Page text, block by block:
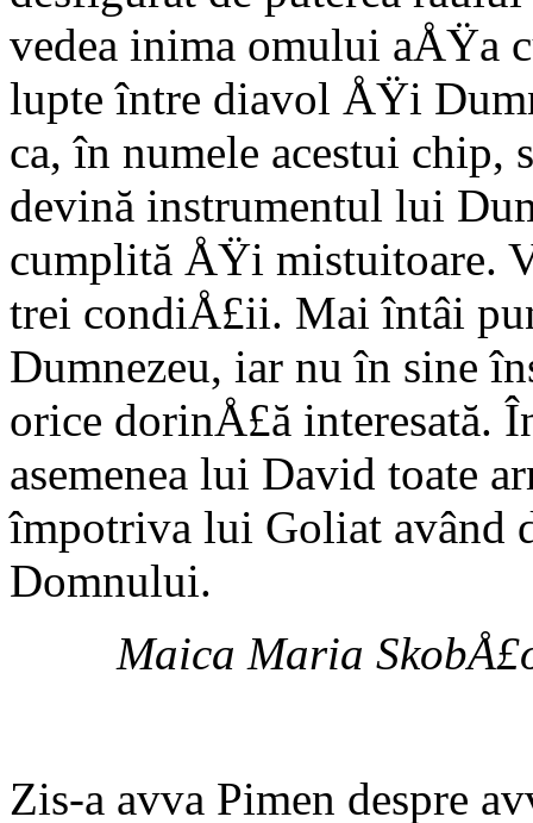
vedea inima omului aÅŸa
lupte între diavol ÅŸi
ca, în numele acestui chip,
devină instrumentul lui
cumplită ÅŸi mistuitoare.
trei condiÅ£ii. Mai întâi
Dumnezeu, iar nu în sine
orice dorinÅ£ă interesată.
asemenea lui David toate
împotriva lui Goliat având
Domnului.
Maica Maria
Zis-a avva Pimen despre